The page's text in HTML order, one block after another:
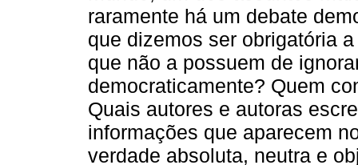
raramente há um debate
que dizemos ser obrigatória
que não a possuem de
democraticamente? Quem
Quais autores e autoras
informações que aparecem
verdade absoluta, neutra e